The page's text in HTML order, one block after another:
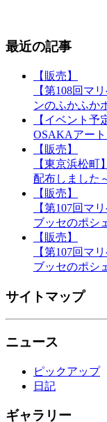
最近の記事
【販売】
【第108回マ
ンのふかふか
【イベント予
OSAKAアー
【販売】
【東京浜松
配布しました
【販売】
【第107回マ
ブッセのポシ
【販売】
【第107回マ
ブッセのポシ
サイトマップ
ニュース
ピックアップ
日記
ギャラリー